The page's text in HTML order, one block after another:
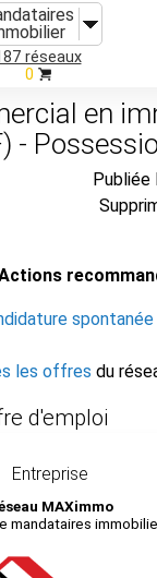
réseaux
0
en
-
Publiée
spontanée
les offres du
d'emploi
Entreprise
MAXimmo
mandataires